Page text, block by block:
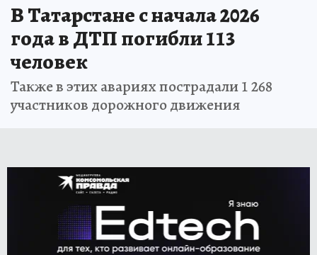
В Татарстане с начала 2026
года в ДТП погибли 113
человек
Также в этих авариях пострадали 1 268
участников дорожного движения